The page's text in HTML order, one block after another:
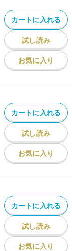
カートに入れる
試し読み
お気に入り
カートに入れる
試し読み
お気に入り
カートに入れる
試し読み
お気に入り